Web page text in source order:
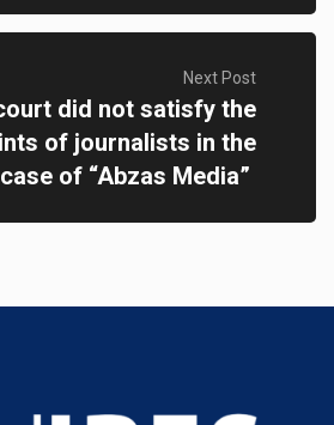
Next Post
did not satisfy the
of journalists in the
case of “Abzas Media”